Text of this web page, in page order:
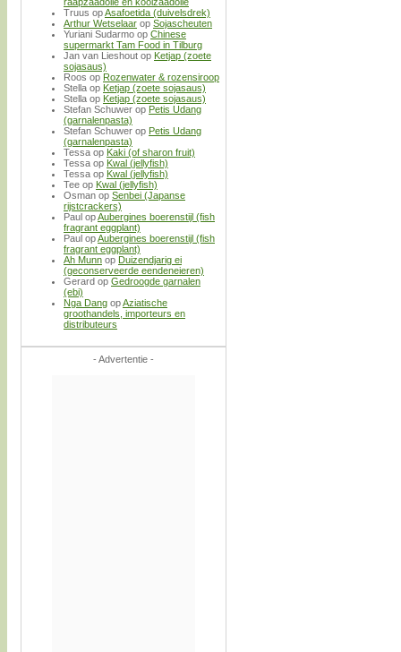
raapzaadolie en koolzaadolie
Truus opAsafoetida (duivelsdrek)
Arthur Wetselaar op Sojascheuten
Yuriani Sudarmo op Chinese
supermarkt Tam Food in Tilburg
Jan van Lieshout op Ketjap (zoete
sojasaus)
Roos op Rozenwater & rozensiroop
Stella op Ketjap (zoete sojasaus)
Stella op Ketjap (zoete sojasaus)
Stefan Schuwer op Petis Udang
(garnalenpasta)
Stefan Schuwer op Petis Udang
(garnalenpasta)
Tessa op Kaki (of sharon fruit)
Tessa op Kwal (jellyfish)
Tessa op Kwal (jellyfish)
Tee op Kwal (jellyfish)
Osman op Senbei (Japanse
rijstcrackers)
Paul opAubergines boerenstijl (fish
fragrant eggplant)
Paul opAubergines boerenstijl (fish
fragrant eggplant)
Ah Munn op Duizendjarig ei
(geconserveerde eendeneieren)
Gerard op Gedroogde garnalen
(ebi)
Nga Dang opAziatische
groothandels, importeurs en
distributeurs
- Advertentie -